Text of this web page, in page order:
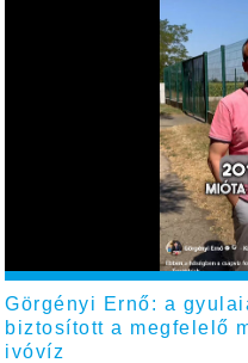
Görgényi Ernő: a
biztosított a megfelelő
ivóvíz